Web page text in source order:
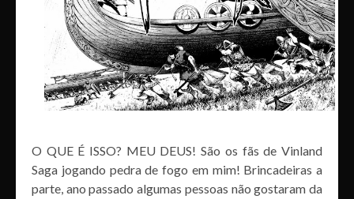
O QUE É ISSO? MEU DEUS! São os fãs de Vinland
Saga jogando pedra de fogo em mim! Brincadeiras a
parte, ano passado algumas pessoas não gostaram da